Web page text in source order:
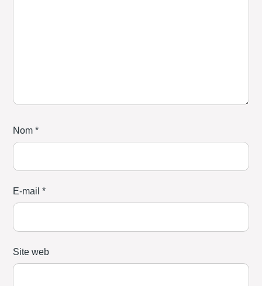
Nom*
E-mail*
Site web